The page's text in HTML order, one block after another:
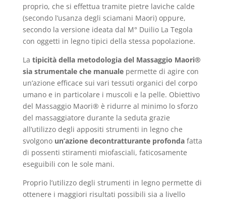
proprio, che si effettua tramite pietre laviche calde
(secondo l’usanza degli sciamani Maori) oppure,
secondo la versione ideata dal M° Duilio La Tegola
con oggetti in legno tipici della stessa popolazione.
La tipicità della metodologia del Massaggio Maori®
sia strumentale che manualepermette di agire con
un’azione efficace sui vari tessuti organici del corpo
umano e in particolare i muscoli e la pelle. Obiettivo
del Massaggio Maori® è ridurre al minimo lo sforzo
del massaggiatore durante la seduta grazie
all’utilizzo degli appositi strumenti in legno che
svolgono un’azione decontratturante profondafatta
di possenti stiramenti miofasciali, faticosamente
eseguibili con le sole mani.
Proprio l’utilizzo degli strumenti in legno permette di
ottenere i maggiori risultati possibili sia a livello